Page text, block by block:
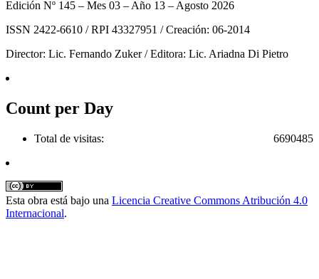
Edición Nº 145 – Mes 03 – Año 13 – Agosto 2026
ISSN 2422-6610 / RPI 43327951 / Creación: 06-2014
Director: Lic. Fernando Zuker / Editora: Lic. Ariadna Di Pietro
Count per Day
6690485
Total de visitas:
Esta obra está bajo una Licencia Creative Commons Atribución 4.0
Internacional.